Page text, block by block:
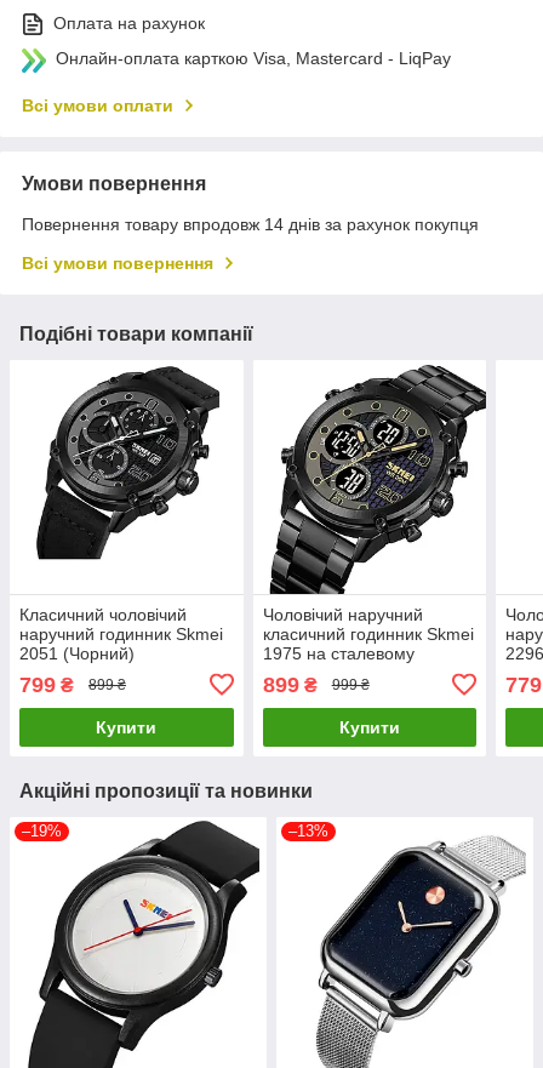
Оплата на рахунок
Онлайн-оплата карткою Visa, Mastercard - LiqPay
Всі умови оплати
Умови повернення
Повернення товару впродовж 14 днів за рахунок покупця
Всі умови повернення
Подібні товари компанії
Класичний чоловічий
наручний годинник Skmei
2051 (Чорний)
799 ₴ 899 ₴
Купити
Чоловічий наручний
класичний годинник Skmei
1975 на сталевому
899₴ 999 ₴
Купити
779
Акційні пропозиції та новинки
–19% –13%